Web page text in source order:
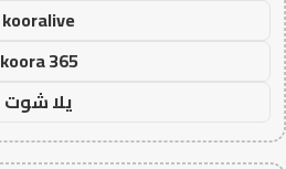
kooralive
koora 365
يلا شوت